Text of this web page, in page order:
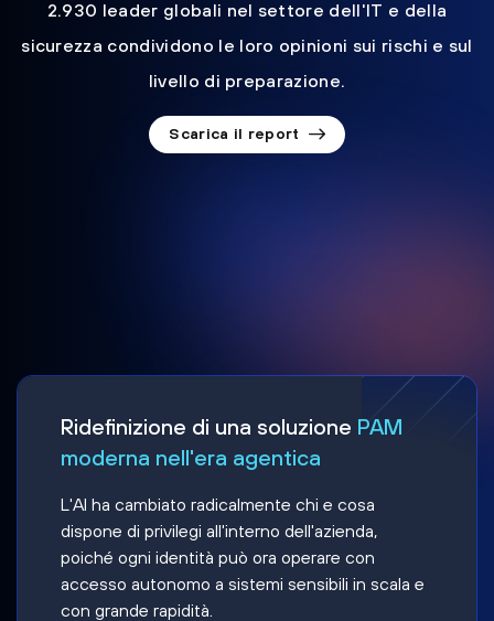
2.930 leader globali nel settore dell'IT e della
sicurezza condividono le loro opinioni sui rischi e sul
livello di preparazione.
Scarica il report
Ridefinizione di una soluzione PAM
moderna nell'era agentica
L'AI ha cambiato radicalmente chi e cosa
dispone di privilegi all'interno dell'azienda,
poiché ogni identità può ora operare con
accesso autonomo a sistemi sensibili in scala e
con grande rapidità.